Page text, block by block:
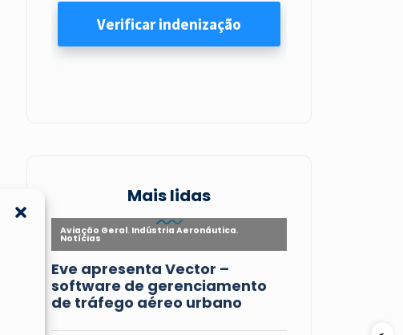
Mais lidas